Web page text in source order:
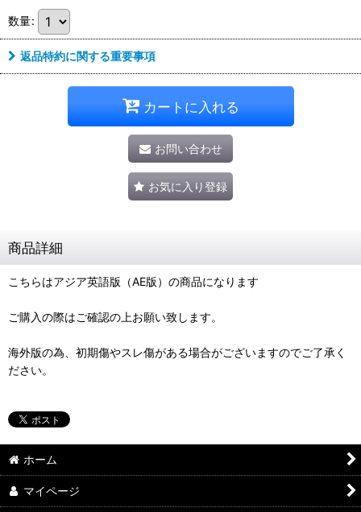
数量:
返品特約に関する重要事項
カートに入れる
お問い合わせ
お気に入り登録
商品詳細
こちらはアジア英語版（AE版）の商品になります
ご購入の際はご確認の上お願い致します。
海外版の為、初期傷やスレ傷がある場合がございますのでご了承く
ださい。
ホーム
マイページ